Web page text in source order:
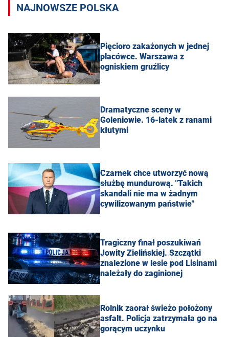
NAJNOWSZE POLSKA
Pięcioro zakażonych w jednej
placówce. Warszawa z
ogniskiem gruźlicy
Dramatyczne sceny w
Goleniowie. 16-latek z ranami
kłutymi
Czarnek chce utworzyć nową
służbę mundurową. "Takich
skandali nie ma w żadnym
cywilizowanym państwie"
Tragiczny finał poszukiwań
Jowity Zielińskiej. Szczątki
znalezione w lesie pod Lisinami
należały do zaginionej
Rolnik zaorał świeżo położony
asfalt. Policja zatrzymała go na
gorącym uczynku